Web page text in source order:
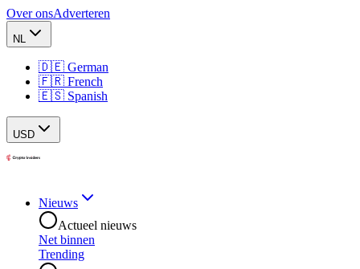
Over onsAdverteren
NL
🇩🇪 German
🇫🇷 French
🇪🇸 Spanish
USD
Nieuws
Actueel nieuws
Net binnen
Trending